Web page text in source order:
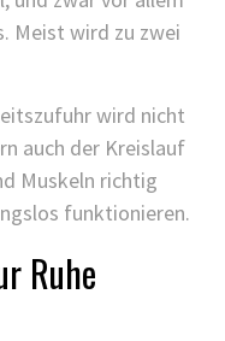
Meist wird zu zwei
wird nicht
auch der Kreislauf
Muskeln richtig
funktionieren.
Ruhe